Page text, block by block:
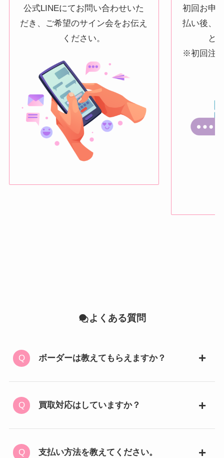
公式LINEにてお問い合わせいた
だき、ご希望のサイン会をお伝え
ください。
初回お申
払い後、
と
※初回注
よくある質問
ボーダーは教えてもらえますか？
買取対応はしていますか？
支払い方法を教えてください。